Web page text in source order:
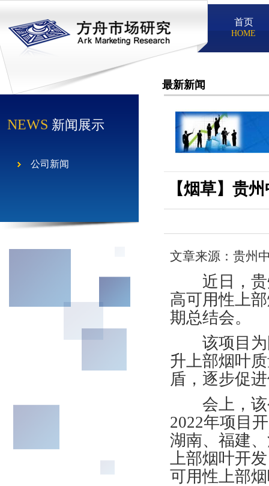
首页
HOME
最新新闻
NEWS 新闻展示
公司新闻
【烟草】贵
文章来源：贵州
近日，贵
高可用性上
期总结会。
该项目为
升上部烟叶
盾，逐步促
会上，该
2022年项目
湖南、福建
上部烟叶开
可用性上部